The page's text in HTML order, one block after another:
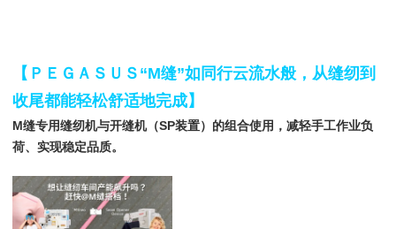
【ＰＥＧＡＳＵＳ“M缝”如同行云流水般，从缝纫到
收尾都能轻松舒适地完成】
M缝专用缝纫机与开缝机（SP装置）的组合使用，减轻手工作业负
荷、实现稳定品质。